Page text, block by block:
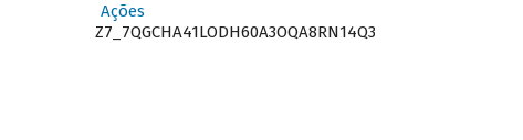
Ações
Z7_7QGCHA41LODH60A3OQA8RN14Q3